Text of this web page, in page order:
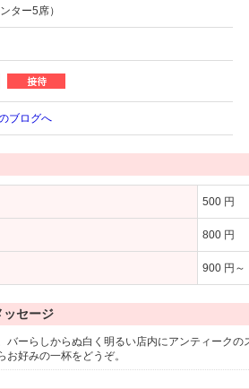
ター5席）
ブログへ
500 円
800 円
900 円～
ッセージ
バーらしからぬ白く明るい店内にアンティーク
好みの一杯をどうぞ。